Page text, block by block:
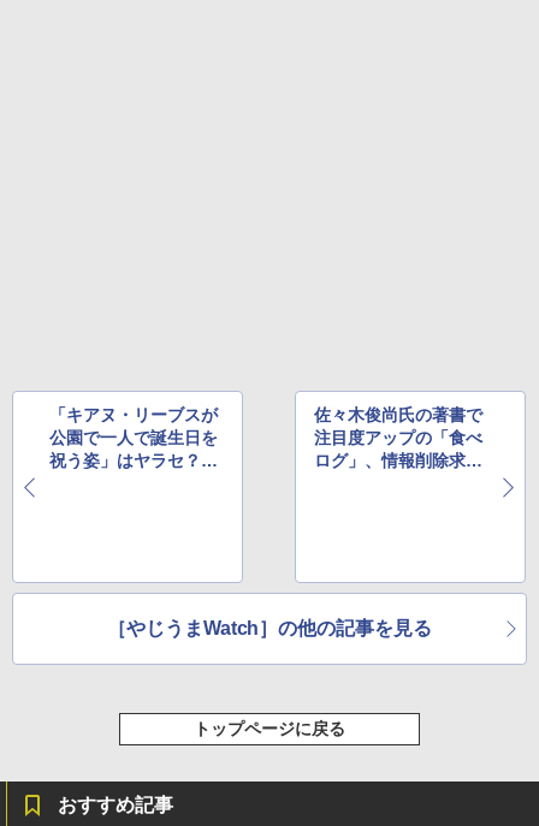
「キアヌ・リーブスが
公園で一人で誕生日を
祝う姿」はヤラセ？
佐々木俊尚氏の著書で
注目度アップの「食べ
ログ」、情報削除求め
［やじうまWatch］の他の記事を見る
トップページに戻る
おすすめ記事